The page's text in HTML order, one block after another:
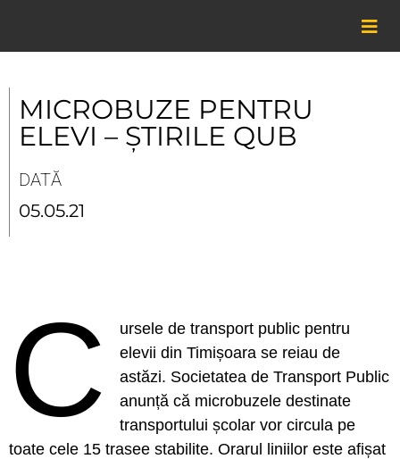
content
MICROBUZE PENTRU
ELEVI – ȘTIRILE QUB
DATĂ
05.05.21
C
ursele de transport public pentru
elevii din Timișoara se reiau de
astăzi. Societatea de Transport Public
anunță că microbuzele destinate
transportului școlar vor circula pe
toate cele 15 trasee stabilite. Orarul liniilor este afișat